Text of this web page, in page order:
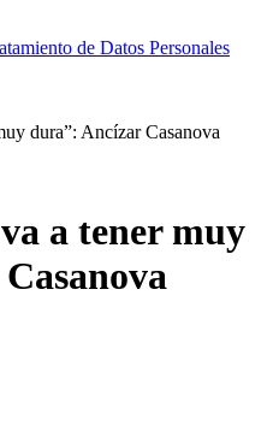
de Datos Personales
dura”: Ancízar Casanova
a tener muy